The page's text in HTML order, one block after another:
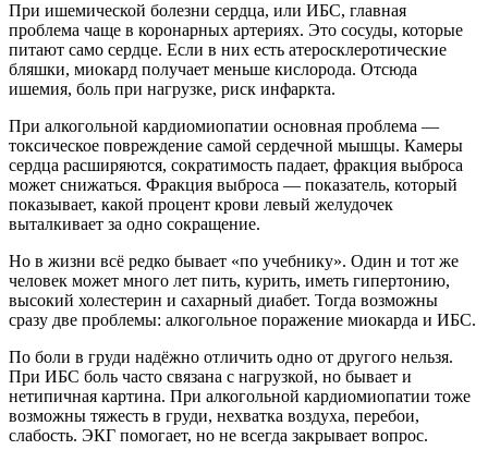
При ишемической болезни сердца, или ИБС, главная
проблема чаще в коронарных артериях. Это сосуды, которые
питают само сердце. Если в них есть атеросклеротические
бляшки, миокард получает меньше кислорода. Отсюда
ишемия, боль при нагрузке, риск инфаркта.
При алкогольной кардиомиопатии основная проблема —
токсическое повреждение самой сердечной мышцы. Камеры
сердца расширяются, сократимость падает, фракция выброса
может снижаться. Фракция выброса — показатель, который
показывает, какой процент крови левый желудочек
выталкивает за одно сокращение.
Но в жизни всё редко бывает «по учебнику». Один и тот же
человек может много лет пить, курить, иметь гипертонию,
высокий холестерин и сахарный диабет. Тогда возможны
сразу две проблемы: алкогольное поражение миокарда и ИБС.
По боли в груди надёжно отличить одно от другого нельзя.
При ИБС боль часто связана с нагрузкой, но бывает и
нетипичная картина. При алкогольной кардиомиопатии тоже
возможны тяжесть в груди, нехватка воздуха, перебои,
слабость. ЭКГ помогает, но не всегда закрывает вопрос.